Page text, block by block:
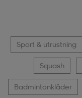
Sport & utrustning
Squash
Badmintonkläder